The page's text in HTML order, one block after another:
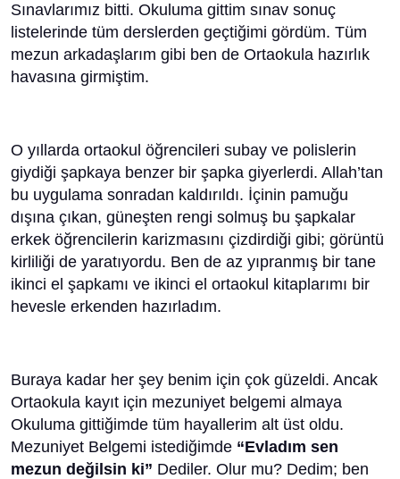
Sınavlarımız bitti. Okuluma gittim sınav sonuç
listelerinde tüm derslerden geçtiğimi gördüm. Tüm
mezun arkadaşlarım gibi ben de Ortaokula hazırlık
havasına girmiştim.
O yıllarda ortaokul öğrencileri subay ve polislerin
giydiği şapkaya benzer bir şapka giyerlerdi. Allah’tan
bu uygulama sonradan kaldırıldı. İçinin pamuğu
dışına çıkan, güneşten rengi solmuş bu şapkalar
erkek öğrencilerin karizmasını çizdirdiği gibi; görüntü
kirliliği de yaratıyordu. Ben de az yıpranmış bir tane
ikinci el şapkamı ve ikinci el ortaokul kitaplarımı bir
hevesle erkenden hazırladım.
Buraya kadar her şey benim için çok güzeldi. Ancak
Ortaokula kayıt için mezuniyet belgemi almaya
Okuluma gittiğimde tüm hayallerim alt üst oldu.
Mezuniyet Belgemi istediğimde “Evladım sen
mezun değilsin ki” Dediler. Olur mu? Dedim; ben